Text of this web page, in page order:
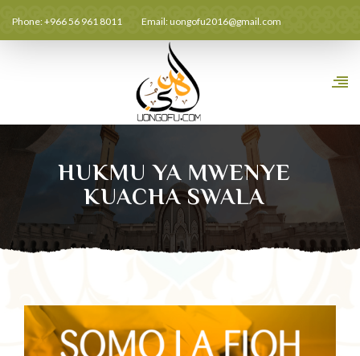
Phone: +966 56 961 8011 Email:uongofu2016@gmail.com
HUKMU YA MWENYE
KUACHA SWALA